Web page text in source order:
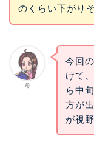
のくらい下がり
母
今回
けて
ら中
方が
が視